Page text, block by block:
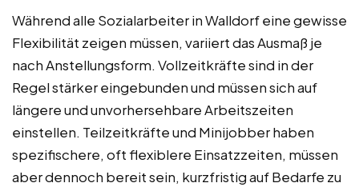
Während alle Sozialarbeiter in Walldorf eine gewisse
Flexibilität zeigen müssen, variiert das Ausmaß je
nach Anstellungsform. Vollzeitkräfte sind in der
Regel stärker eingebunden und müssen sich auf
längere und unvorhersehbare Arbeitszeiten
einstellen. Teilzeitkräfte und Minijobber haben
spezifischere, oft flexiblere Einsatzzeiten, müssen
aber dennoch bereit sein, kurzfristig auf Bedarfe zu